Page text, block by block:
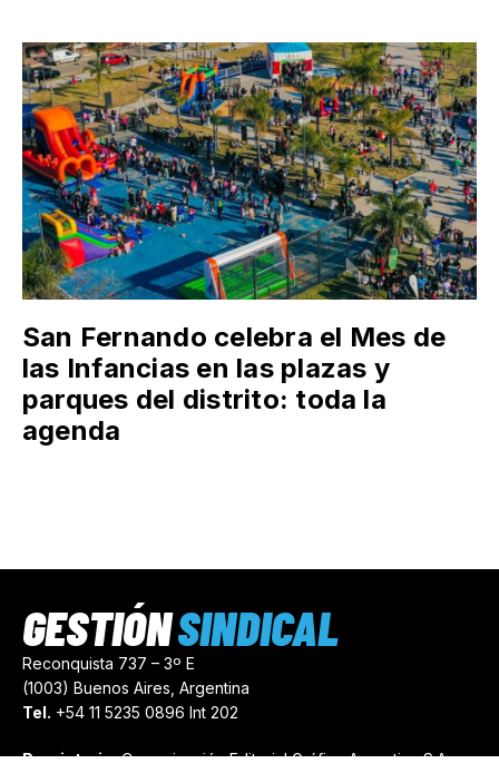
San Fernando celebra el Mes de
las Infancias en las plazas y
parques del distrito: toda la
agenda
Reconquista 737 – 3º E
(1003) Buenos Aires, Argentina
Tel. +54 11 5235 0896 Int 202
Propietario:Comunicación Editorial Gráfica Argentina S.A.
GESTIÓNSINDICAL